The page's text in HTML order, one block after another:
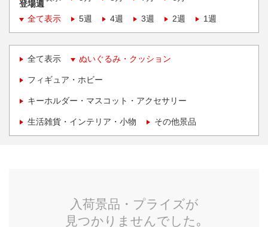
登場週
全て表示
5週 4週 3週 2週 1週
全て表示 ぬいぐるみ・クッション
フィギュア・ホビー
キーホルダー・マスコット・アクセサリー
生活雑貨・インテリア・小物 その他景品